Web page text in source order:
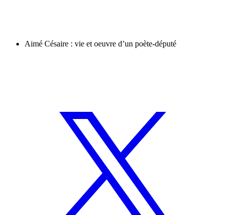
Aimé Césaire : vie et oeuvre d’un poète-député